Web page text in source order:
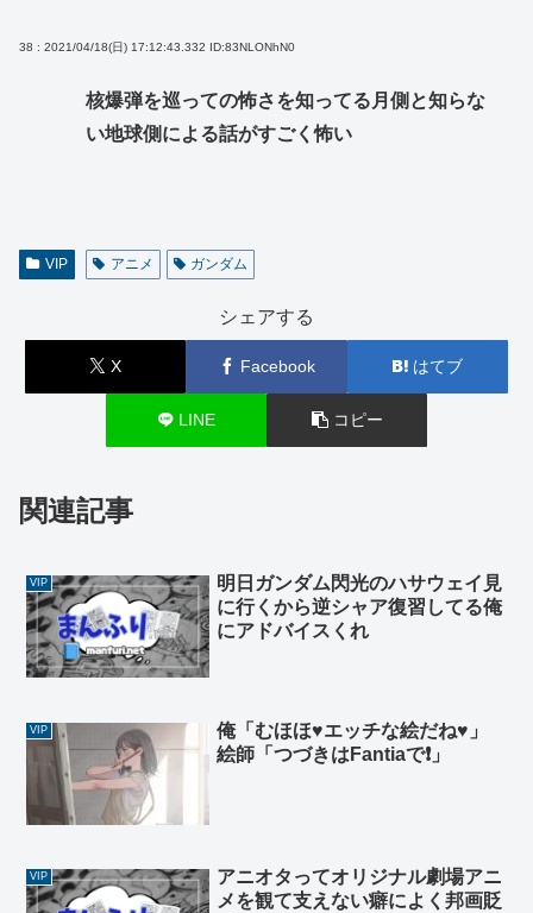
38 : 2021/04/18(日) 17:12:43.332 ID:83NLONhN0
核爆弾を巡っての怖さを知ってる月側と知らな
い地球側による話がすごく怖い
VIP アニメ ガンダム
シェアする
X Facebook はてブ
LINE コピー
関連記事
VIP
明日ガンダム閃光のハサウェイ見
に行くから逆シャア復習してる俺
にアドバイスくれ
VIP
俺「むほほ♥エッチな絵だね♥」
絵師「つづきはFantiaで❗」
VIP
アニオタってオリジナル劇場アニ
メを観て支えない癖によく邦画貶